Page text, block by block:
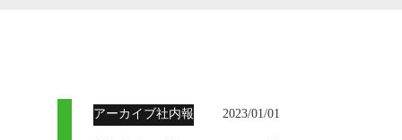
アーカイブ社内報 2023/01/01